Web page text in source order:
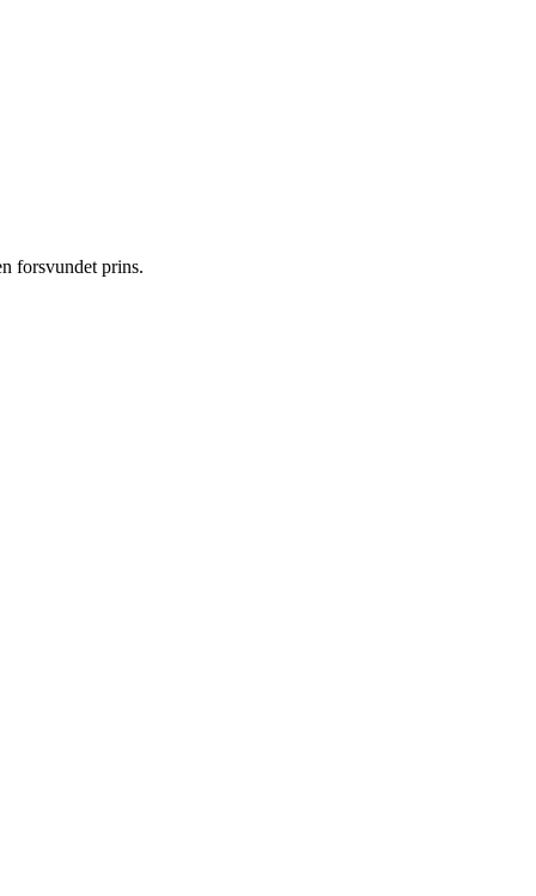
forsvundet prins.